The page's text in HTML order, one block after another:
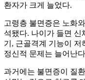
환자가 크게 늘었다.
고령층 불면증은 노화
석됐다. 나이가 들면
기, 근골격계 기능이 저
정신적 문제는 늘어난
과거에는 불면증이 질